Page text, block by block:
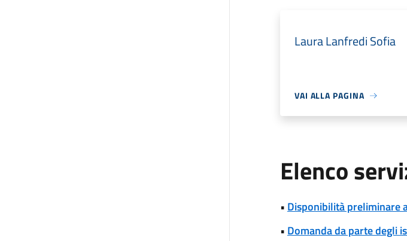
Laura Lanfredi Sofia
VAI ALLA PAGINA
Elenco
• Disponibilità preliminare
• Domanda da parte degli